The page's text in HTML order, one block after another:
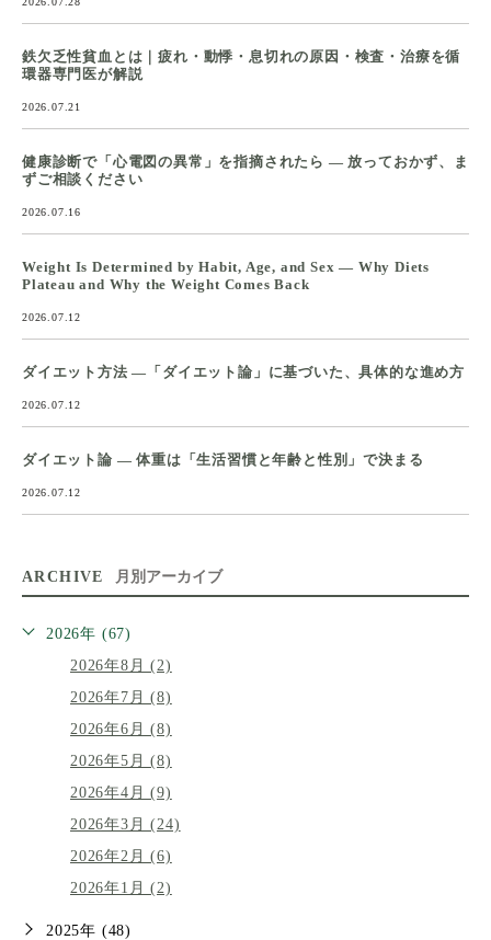
鉄欠乏性貧血とは｜疲れ・動悸・息切れの原因・検査・治療を循
環器専門医が解説
2026.07.21
健康診断で「心電図の異常」を指摘されたら ― 放っておかず、ま
ずご相談ください
2026.07.16
Weight Is Determined by Habit, Age, and Sex — Why Diets
Plateau and Why the Weight Comes Back
2026.07.12
ダイエット方法 ―「ダイエット論」に基づいた、具体的な進め方
2026.07.12
ダイエット論 ― 体重は「生活習慣と年齢と性別」で決まる
2026.07.12
ARCHIVE 月別アーカイブ
2026年 (67)
2026年8月 (2)
2026年7月 (8)
2026年6月 (8)
2026年5月 (8)
2026年4月 (9)
2026年3月 (24)
2026年2月 (6)
2026年1月 (2)
2025年 (48)